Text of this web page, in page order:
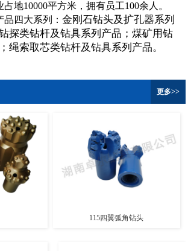
地10000平方米，拥有员工100余人。
四大系列： 金刚石钻头及扩孔器系列
探类钻杆及钻具系列产品；煤矿用钻
绳索取芯类钻杆及钻具系列产品。
更多>>
115四翼弧角钻头